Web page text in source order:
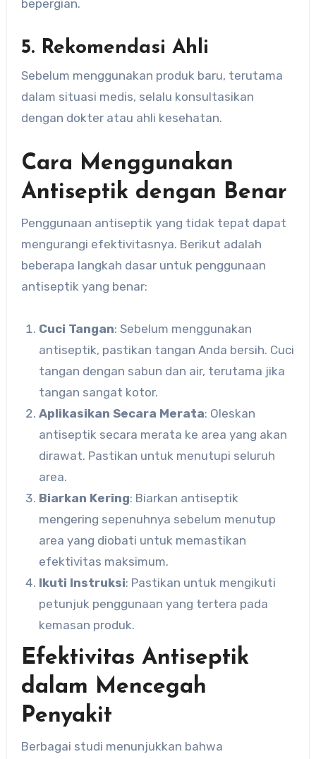
bepergian.
5. Rekomendasi Ahli
Sebelum menggunakan produk baru, terutama
dalam situasi medis, selalu konsultasikan
dengan dokter atau ahli kesehatan.
Cara Menggunakan
Antiseptik dengan Benar
Penggunaan antiseptik yang tidak tepat dapat
mengurangi efektivitasnya. Berikut adalah
beberapa langkah dasar untuk penggunaan
antiseptik yang benar:
Cuci Tangan: Sebelum menggunakan
antiseptik, pastikan tangan Anda bersih. Cuci
tangan dengan sabun dan air, terutama jika
tangan sangat kotor.
Aplikasikan Secara Merata: Oleskan
antiseptik secara merata ke area yang akan
dirawat. Pastikan untuk menutupi seluruh
area.
Biarkan Kering: Biarkan antiseptik
mengering sepenuhnya sebelum menutup
area yang diobati untuk memastikan
efektivitas maksimum.
Ikuti Instruksi: Pastikan untuk mengikuti
petunjuk penggunaan yang tertera pada
kemasan produk.
Efektivitas Antiseptik
dalam Mencegah
Penyakit
Berbagai studi menunjukkan bahwa